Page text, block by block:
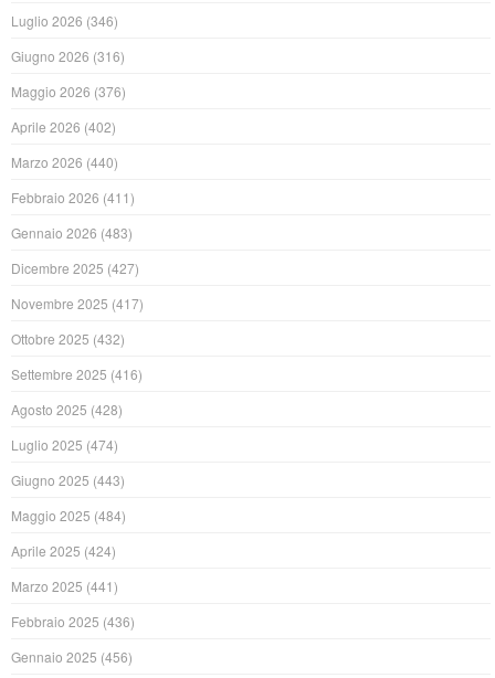
Luglio 2026 (346)
Giugno 2026 (316)
Maggio 2026 (376)
Aprile 2026 (402)
Marzo 2026 (440)
Febbraio 2026 (411)
Gennaio 2026 (483)
Dicembre 2025 (427)
Novembre 2025 (417)
Ottobre 2025 (432)
Settembre 2025 (416)
Agosto 2025 (428)
Luglio 2025 (474)
Giugno 2025 (443)
Maggio 2025 (484)
Aprile 2025 (424)
Marzo 2025 (441)
Febbraio 2025 (436)
Gennaio 2025 (456)